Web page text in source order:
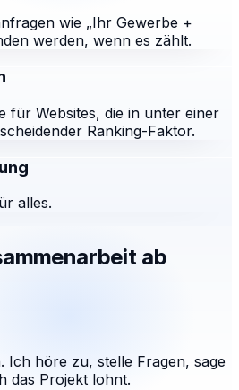
wie „Ihr Gewerbe +
werden, wenn es zählt.
für Websites, die in unter einer
Ranking-Faktor.
alles.
ab
Ich höre zu, stelle Fragen, sage
das Projekt lohnt.